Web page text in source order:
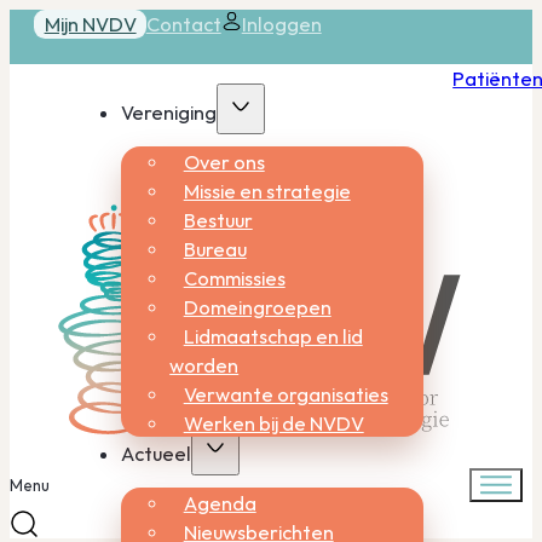
Mijn NVDV Contact Inloggen
Vereniging
Over ons
Missie en strategie
Bestuur
Bureau
Commissies
Domeingroepen
Lidmaatschap en lid
worden
Verwante organisaties
Werken bij de NVDV
Actueel
Agenda
Nieuwsberichten
Menu